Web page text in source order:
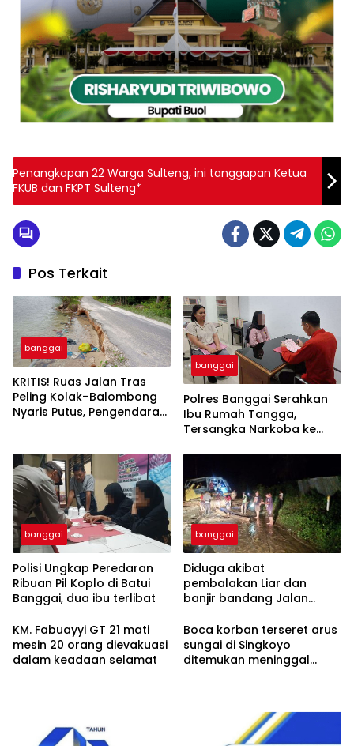
Penangkapan 22 Warga Sulteng, ini tanggapan Ketua
FKUB dan FKPT Sulteng*
Pos Terkait
banggai
KRITIS! Ruas Jalan Tras
Peling Kolak–Balombong
Nyaris Putus, Pengendara
banggai
Polres Banggai Serahkan
Ibu Rumah Tangga,
Tersangka Narkoba ke
banggai
Polisi Ungkap Peredaran
Ribuan Pil Koplo di Batui
Banggai, dua ibu terlibat
banggai
Diduga akibat
pembalakan Liar dan
banjir bandang Jalan
Total di Desa Huhak
KM. Fabuayyi GT 21 mati
mesin 20 orang dievakuasi
dalam keadaan selamat
Boca korban terseret arus
sungai di Singkoyo
ditemukan meninggal